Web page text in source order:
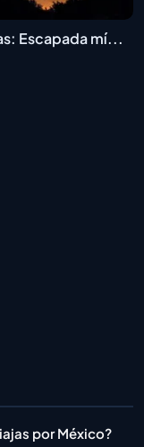
Escapada mí...
por México?